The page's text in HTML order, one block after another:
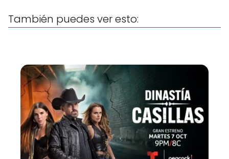
También puedes ver esto: